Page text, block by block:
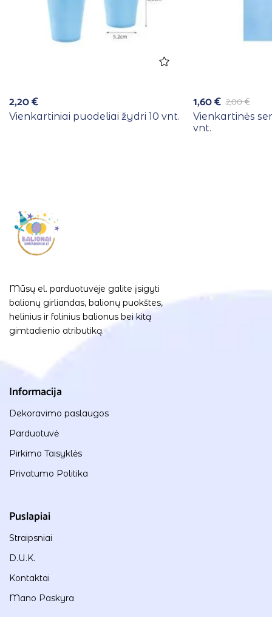
2,20€
Vienkartiniai puodeliai žydri 10 vnt.
2,00€
1,60€
Vienkartinės
vnt.
Mūsų el. parduotuvėje galite įsigyti
balionų girliandas, balionų puokštes,
helinius ir folinius balionus bei kitą
gimtadienio atributiką.
Informacija
Dekoravimo paslaugos
Parduotuvė
Pirkimo Taisyklės
Privatumo Politika
Puslapiai
Straipsniai
D.U.K.
Kontaktai
Mano Paskyra